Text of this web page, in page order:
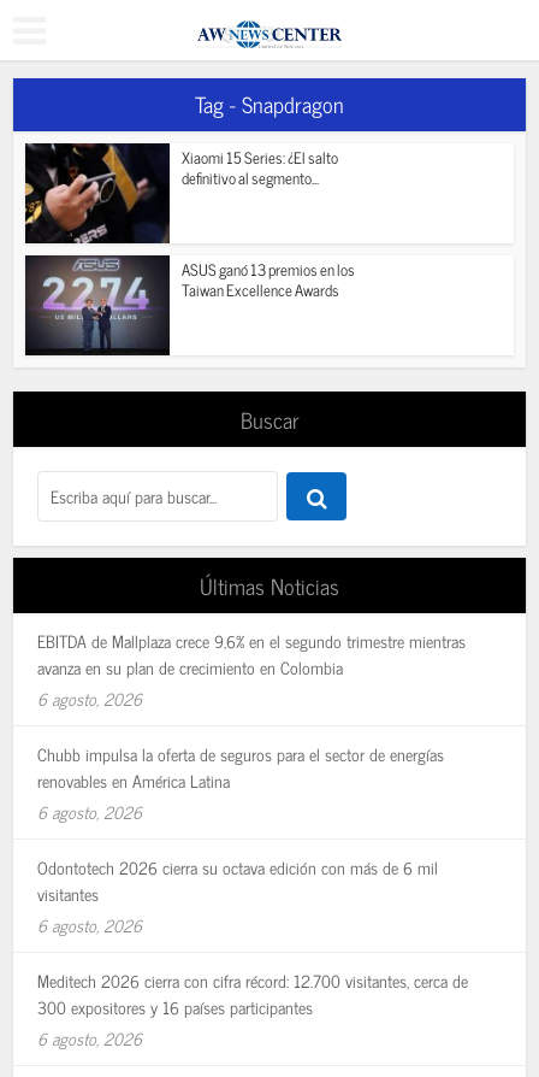
Tag - Snapdragon
Xiaomi 15 Series: ¿El salto
definitivo al segmento...
ASUS ganó 13 premios en los
Taiwan Excellence Awards
Buscar
Últimas Noticias
EBITDA de Mallplaza crece 9,6% en el segundo trimestre mientras
avanza en su plan de crecimiento en Colombia
6 agosto, 2026
Chubb impulsa la oferta de seguros para el sector de energías
renovables en América Latina
6 agosto, 2026
Odontotech 2026 cierra su octava edición con más de 6 mil
visitantes
6 agosto, 2026
Meditech 2026 cierra con cifra récord: 12.700 visitantes, cerca de
300 expositores y 16 países participantes
6 agosto, 2026